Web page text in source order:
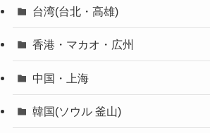
台湾(台北・高雄)
香港・マカオ・広州
中国・上海
韓国(ソウル 釜山)